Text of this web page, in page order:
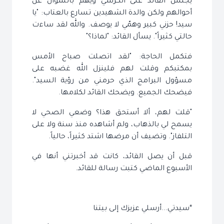
أحوالهم ولكن والدة الشهيدين تسارع بالعتاب: "يا
سيد! حزني كبير وهمّي لا يوصف. والله لقد ساءت
حالتي كثيراً". يسأل القائد: "لماذا؟"
فتكمل الحاجة: "لقد اتصلت صباح الأمس
بمكتبكم وقلت لهم فلينزل الله غضبه على
مسؤول البرامج الذي حرمني من رؤية السيد".
فيضحك الجميع. ويضحك القائد لكلامها.
"قلت لهم، ألا أستحق هذا؟ وضعي الصحي لا
يسمح لي بالذهاب، ولم أشاهده منذ سنة ولا على
التلفاز". وتضيف أن مرضها اشتد كثيراً، حالياً.
قبل أن يصل القائد، كانت قد أخبرتني أنها في
الأسبوع الماضي كتبت رسالة للقائد.
*سيدتي...أرسلي عزيزك إلى بيتنا